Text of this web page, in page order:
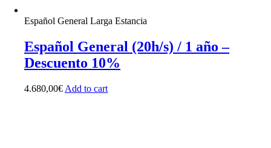
Español General Larga Estancia
Español General (20h/s) / 1 año –
Descuento 10%
4.680,00€ Add to cart